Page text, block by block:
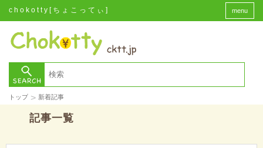
chokotty[ちょこってぃ] menu
トップ > 新着記事
記事一覧